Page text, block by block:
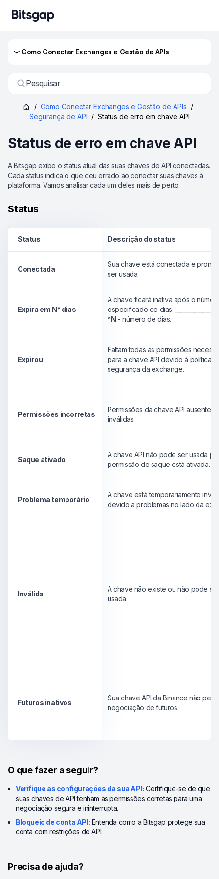
Como Conectar Exchanges e Gestão de APIs
Pesquisar
/ Como Conectar Exchanges e Gestão de APIs /
Segurança de API / Status de erro em chave API
Status de erro em chave API
A Bitsgap exibe o status atual das suas chaves de API conectadas.
Cada status indica o que deu errado ao conectar suas chaves à
plataforma. Vamos analisar cada um deles mais de perto.
Status
Status Descrição do status
Conectada
Sua chave está conectada e pronta
ser usada.
Expira em N* dias
A chave ficará inativa após o
especificado de dias.
*N - número de dias.
Expirou
Faltam todas as permissões
para a chave API devido à política
segurança da exchange.
Permissões incorretas
Permissões da chave API ausentes
inválidas.
Saque ativado
A chave API não pode ser usada
permissão de saque está ativada.
Problema temporário
A chave está temporariamente
devido a problemas no lado da
Inválida
A chave não existe ou não pode ser
usada.
Futuros inativos
Sua chave API da Binance não
negociação de futuros.
O que fazer a seguir?
Verifique as configurações da sua API: Certifique-se de que
suas chaves de API tenham as permissões corretas para uma
negociação segura e ininterrupta.
Bloqueio de conta API: Entenda como a Bitsgap protege sua
conta com restrições de API.
Precisa de ajuda?